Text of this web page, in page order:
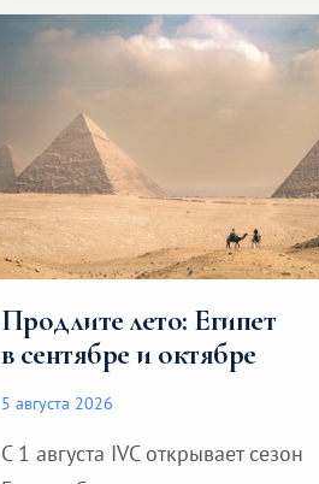
Продлите лето: Египет
в сентябре и октябре
5 августа 2026
С 1 августа IVC открывает сезон